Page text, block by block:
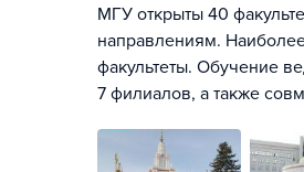
МГУ открыты 40
направлениям.
факультеты. Обучение
7 филиалов, а также